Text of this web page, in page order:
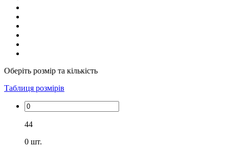
Оберіть розмір та кількість
Таблиця розмірів
44
0 шт.